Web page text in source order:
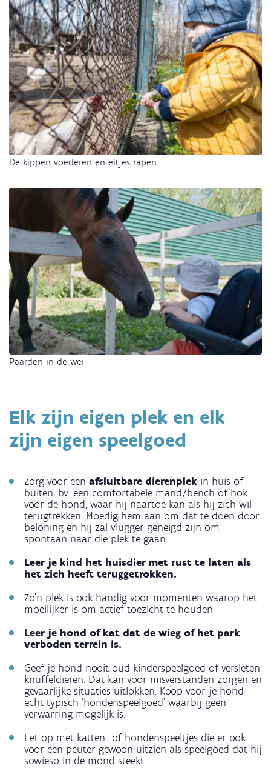
De kippen voederen en eitjes rapen
Paarden in de wei
Elk zijn eigen plek en elk
zijn eigen speelgoed
Zorg voor een afsluitbare dierenplek in huis of
buiten, bv. een comfortabele mand/bench of hok
voor de hond, waar hij naartoe kan als hij zich wil
terugtrekken. Moedig hem aan om dat te doen door
beloning en hij zal vlugger geneigd zijn om
spontaan naar die plek te gaan.
Leer je kind het huisdier met rust te laten als
het zich heeft teruggetrokken.
Zo’n plek is ook handig voor momenten waarop het
moeilijker is om actief toezicht te houden.
Leer je hond of kat dat de wieg of het park
verboden terrein is.
Geef je hond nooit oud kinderspeelgoed of versleten
knuffeldieren. Dat kan voor misverstanden zorgen en
gevaarlijke situaties uitlokken. Koop voor je hond
echt typisch 'hondenspeelgoed' waarbij geen
verwarring mogelijk is.
Let op met katten- of hondenspeeltjes die er ook
voor een peuter gewoon uitzien als speelgoed dat hij
sowieso in de mond steekt.